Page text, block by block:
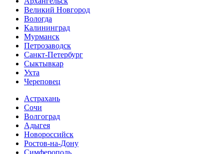
Великий Новгород
Вологда
Калининград
Мурманск
Петрозаводск
Санкт-Петербург
Сыктывкар
Ухта
Череповец
Астрахань
Сочи
Волгоград
Адыгея
Новороссийск
Ростов-на-Дону
Симферополь